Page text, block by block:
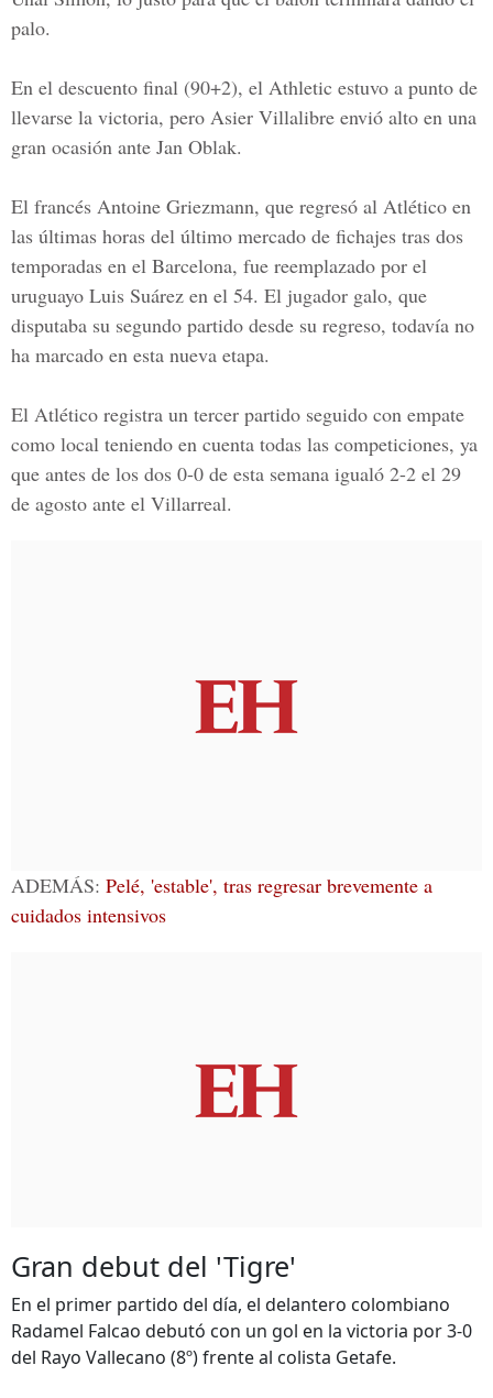
palo.
En el descuento final (90+2), el Athletic estuvo a punto de
llevarse la victoria, pero Asier Villalibre envió alto en una
gran ocasión ante Jan Oblak.
El francés Antoine Griezmann, que regresó al Atlético en
las últimas horas del último mercado de fichajes tras dos
temporadas en el Barcelona, fue reemplazado por el
uruguayo Luis Suárez en el 54. El jugador galo, que
disputaba su segundo partido desde su regreso, todavía no
ha marcado en esta nueva etapa.
El Atlético registra un tercer partido seguido con empate
como local teniendo en cuenta todas las competiciones, ya
que antes de los dos 0-0 de esta semana igualó 2-2 el 29
de agosto ante el Villarreal.
ADEMÁS: Pelé, 'estable', tras regresar brevemente a
cuidados intensivos
Gran debut del 'Tigre'
En el primer partido del día, el delantero colombiano
Radamel Falcao debutó con un gol en la victoria por 3-0
del Rayo Vallecano (8º) frente al colista Getafe.